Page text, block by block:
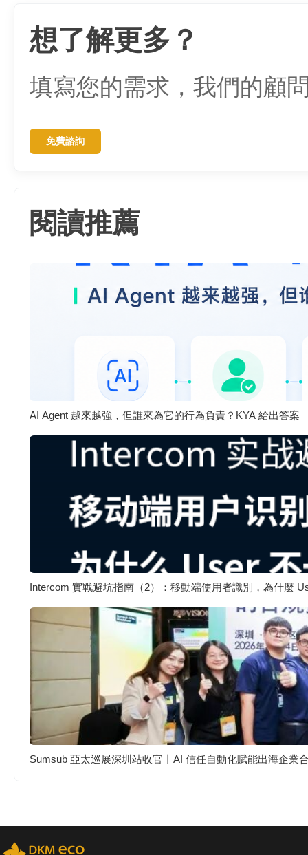
想了解更多？
填寫您的需求，我們的顧
免費諮詢
閱讀推薦
AI Agent 越來越強，但誰來為它的行為負責？KYA 給出答案
Intercom 實戰避坑指南（2）：移動端使用者識別，為什麼
Sumsub 亞太巡展深圳站收官丨AI 信任自動化賦能出海企業